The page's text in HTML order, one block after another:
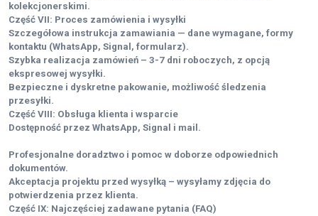
kolekcjonerskimi.
Część VII: Proces zamówienia i wysyłki
Szczegółowa instrukcja zamawiania — dane wymagane, formy
kontaktu (WhatsApp, Signal, formularz).
Szybka realizacja zamówień – 3-7 dni roboczych, z opcją
ekspresowej wysyłki.
Bezpieczne i dyskretne pakowanie, możliwość śledzenia
przesyłki.
Część VIII: Obsługa klienta i wsparcie
Dostępność przez WhatsApp, Signal i mail.
Profesjonalne doradztwo i pomoc w doborze odpowiednich
dokumentów.
Akceptacja projektu przed wysyłką – wysyłamy zdjęcia do
potwierdzenia przez klienta.
Część IX: Najczęściej zadawane pytania (FAQ)